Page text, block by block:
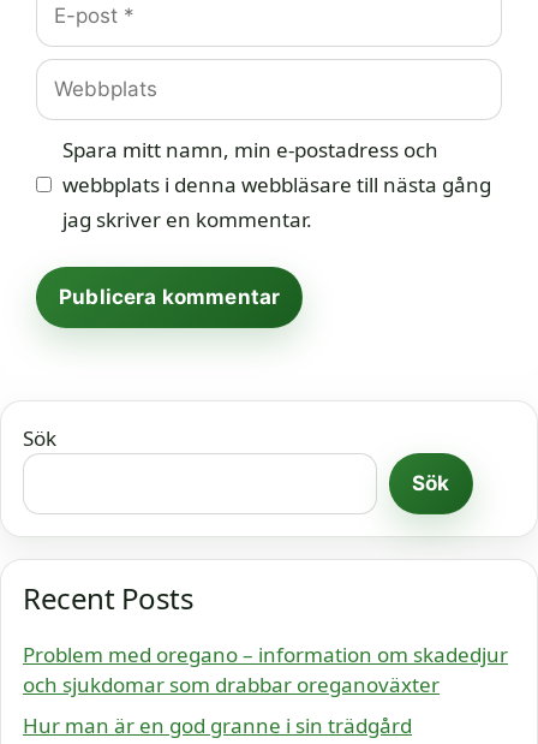
post
Webbplats
Spara mitt namn, min e-postadress och
webbplats i denna webbläsare till nästa gång
jag skriver en kommentar.
Sök
Sök
Recent Posts
Problem med oregano – information om skadedjur
och sjukdomar som drabbar oreganoväxter
Hur man är en god granne i sin trädgård